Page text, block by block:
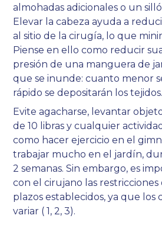
almohadas adicionales o un
Elevar la cabeza ayuda a
al sitio de la cirugía, lo que
Piense en ello como reducir
presión de una manguera de
que se inunde: cuanto menor
rápido se depositarán los tejidos.
Evite agacharse, levantar
de 10 libras y cualquier
como hacer ejercicio en el
trabajar mucho en el jardín,
2 semanas. Sin embargo, es
con el cirujano las restricciones
plazos establecidos, ya que los
variar (1 ,2,3).